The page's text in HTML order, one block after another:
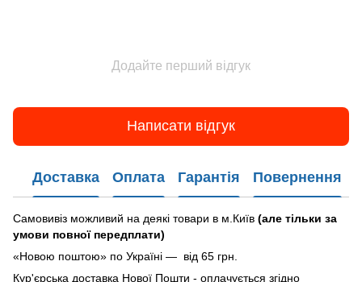
Додайте перший відгук
Написати відгук
Доставка Оплата Гарантія Повернення
Самовивіз можливий на деякі товари в м.Київ (але тільки за
умови повної передплати)
«Новою поштою» по Україні — від 65 грн.
Кур'єрська доставка Нової Пошти - оплачується згідно